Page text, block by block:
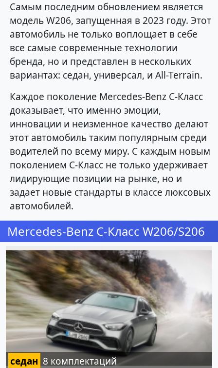
Самым последним обновлением является
модель W206, запущенная в 2023 году. Этот
автомобиль не только воплощает в себе
все самые современные технологии
бренда, но и представлен в нескольких
вариантах: седан, универсал, и All-Terrain.
Каждое поколение Mercedes-Benz C-Класс
доказывает, что именно эмоции,
инновации и неизменное качество делают
этот автомобиль таким популярным среди
водителей по всему миру. С каждым новым
поколением C-Класс не только удерживает
лидирующие позиции на рынке, но и
задает новые стандарты в классе люксовых
автомобилей.
Mercedes-Benz C-Класс W206/S206
седан 8 комплектаций